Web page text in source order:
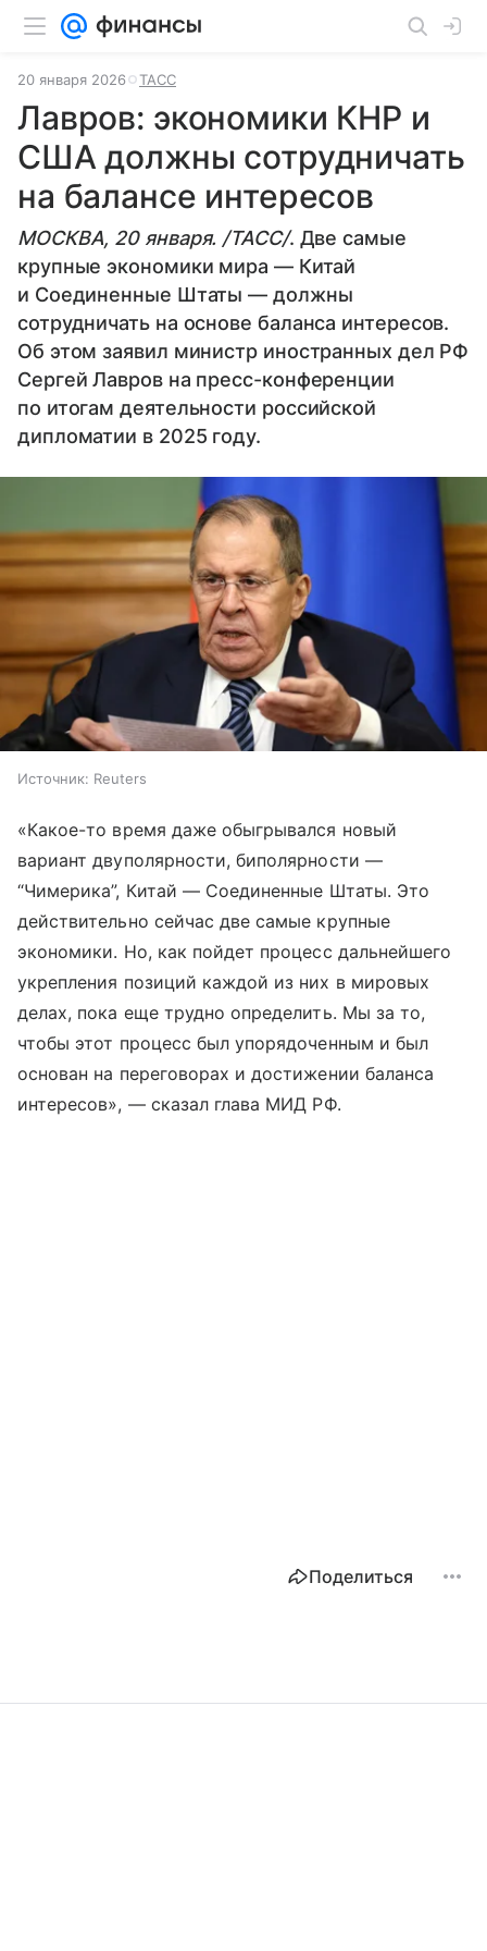
20 января 2026 ТАСС
Лавров: экономики КНР и
США должны сотрудничать
на балансе интересов
МОСКВА, 20 января. /ТАСС/. Две самые
крупные экономики мира — Китай
и Соединенные Штаты — должны
сотрудничать на основе баланса интересов.
Об этом заявил министр иностранных дел РФ
Сергей Лавров на пресс-конференции
по итогам деятельности российской
дипломатии в 2025 году.
Источник: Reuters
«Какое-то время даже обыгрывался новый
вариант двуполярности, биполярности —
“Чимерика”, Китай — Соединенные Штаты. Это
действительно сейчас две самые крупные
экономики. Но, как пойдет процесс дальнейшего
укрепления позиций каждой из них в мировых
делах, пока еще трудно определить. Мы за то,
чтобы этот процесс был упорядоченным и был
основан на переговорах и достижении баланса
интересов», — сказал глава МИД РФ.
Поделиться